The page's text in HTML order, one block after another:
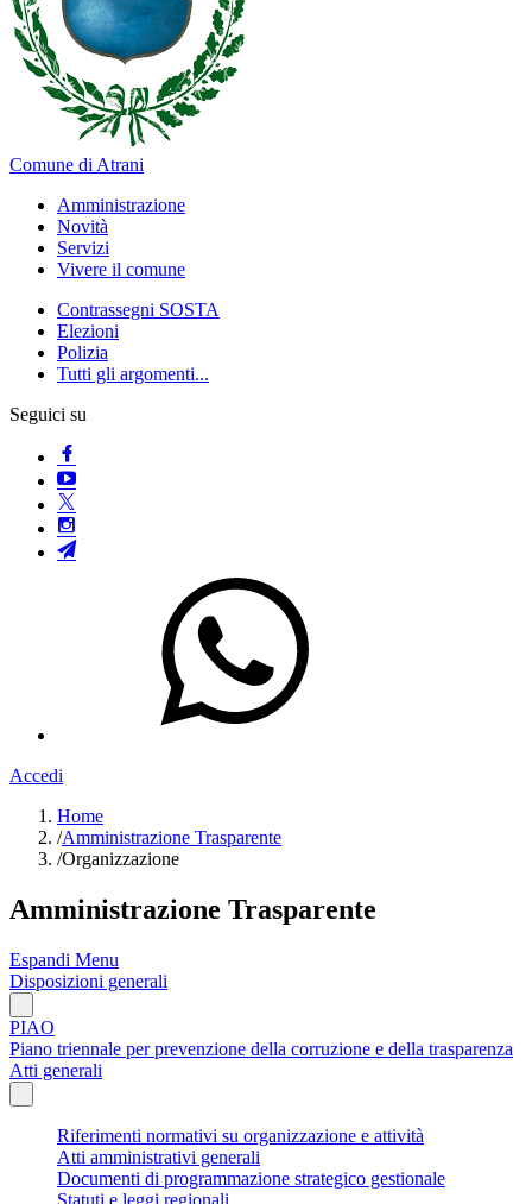
Comune di Atrani
Amministrazione
Novità
Servizi
Vivere il comune
Contrassegni SOSTA
Elezioni
Polizia
Tutti gli argomenti...
Seguici su
Accedi
Home
/Amministrazione Trasparente
/Organizzazione
Amministrazione Trasparente
Espandi Menu
Disposizioni generali
PIAO
Piano triennale per prevenzione della corruzione e della trasparenza
Atti generali
Riferimenti normativi su organizzazione e attività
Atti amministrativi generali
Documenti di programmazione strategico gestionale
Statuti e leggi regionali